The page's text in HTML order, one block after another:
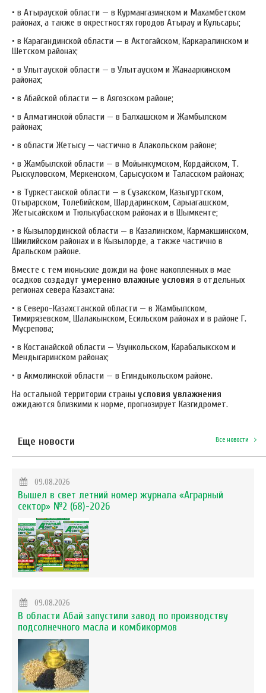
• в Атырауской области — в Курмангазинском и Махамбетском
районах, а также в окрестностях городов Атырау и Кульсары;
• в Карагандинской области — в Актогайском, Каркаралинском и
Шетском районах;
• в Улытауской области — в Улытауском и Жанааркинском
районах;
• в Абайской области — в Аягозском районе;
• в Алматинской области — в Балхашском и Жамбылском
районах;
• в области Жетысу — частично в Алакольском районе;
• в Жамбылской области — в Мойынкумском, Кордайском, Т.
Рыскуловском, Меркенском, Сарысуском и Таласском районах;
• в Туркестанской области — в Сузакском, Казыгуртском,
Отырарском, Толебийском, Шардаринском, Сарыагашском,
Жетысайском и Тюлькубасском районах и в Шымкенте;
• в Кызылординской области — в Казалинском, Кармакшинском,
Шиилийском районах и в Кызылорде, а также частично в
Аральском районе.
Вместе с тем июньские дожди на фоне накопленных в мае
осадков создадут умеренно влажные условия в отдельных
регионах севера Казахстана:
• в Северо-Казахстанской области — в Жамбылском,
Тимирязевском, Шалакынском, Есильском районах и в районе Г.
Мусрепова;
• в Костанайской области — Узункольском, Карабалыкском и
Мендыгаринском районах;
• в Акмолинской области — в Егиндыкольском районе.
На остальной территории страны условия увлажнения
ожидаются близкими к норме, прогнозирует Казгидромет.
Еще новости Все новости
09.08.2026
Вышел в свет летний номер журнала «Аграрный
сектор» №2 (68)-2026
09.08.2026
В области Абай запустили завод по производству
подсолнечного масла и комбикормов